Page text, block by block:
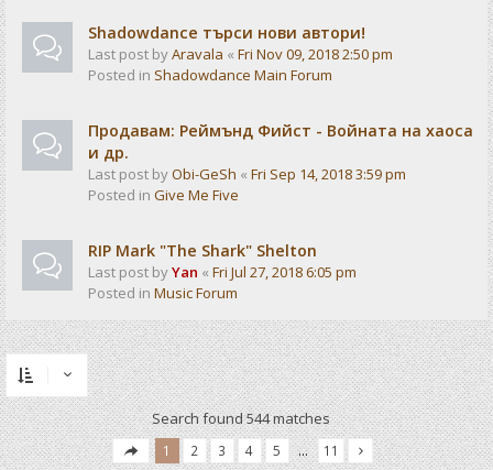
Shadowdance търси нови автори!
Last post byAravala « Fri Nov 09, 2018 2:50 pm
Posted in Shadowdance Main Forum
Продавам: Реймънд Фийст - Войната на хаоса
и др.
Last post byObi-GeSh « Fri Sep 14, 2018 3:59 pm
Posted in Give Me Five
RIP Mark "The Shark" Shelton
Last post byYan « Fri Jul 27, 2018 6:05 pm
Posted in Music Forum
Search found 544 matches
1 2 3 4 5 … 11